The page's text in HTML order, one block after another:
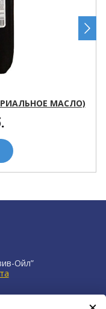
МАСЛО)
Ойл”